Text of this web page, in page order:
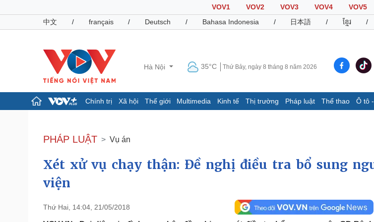
VOV1 VOV2 VOV3 VOV4 VOV5
中文
/ français / Deutsch / Bahasa Indonesia / 日本語 / ខ្មែរ /
Hà Nội 35°C Thứ Bảy, ngày 8 tháng 8 năm 2026
Chính trị Xã hội Thế giới Multimedia Kinh tế Thị trường Pháp luật Thể thao Ô tô
Đảng
Tổ chức nhân sự
Nhận diện sự thật
Dấu ấn VOV
Hồ sơ
Infographic
Pháp luật
Thể thao
Bóng đá
Ô tô - Xe
Ô tô
PHÁP LUẬT Vụ án
Xét xử vụ chạy thận: Đề nghị điều tra bổ sung
viện
Thứ Hai, 14:04, 21/05/2018